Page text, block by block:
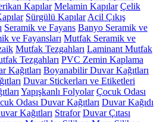
Kapılar Melamin Kapılar Çelik
Sürgülü Kapılar Acil Çıkış
Seramik ve Fayans Banyo Seramik ve
ve Fayansları Mutfak Seramik ve
Mutfak Tezgahları Laminant Mutfak
Tezgahları PVC Zemin Kaplama
Kağıtları Boyanabilir Duvar Kağıtları
Duvar Stickerları ve Etiketleri
Yapışkanlı Folyolar Çocuk Odası
Odası Duvar Kağıtları Duvar Kağıdı
Kağıtları Strafor Duvar Çıtası